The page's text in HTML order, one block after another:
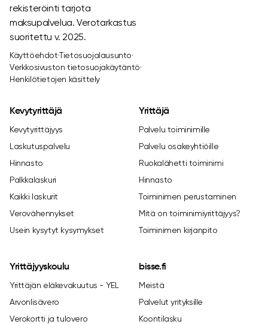
rekisteröinti tarjota
maksupalvelua. Verotarkastus
suoritettu v. 2025.
Käyttöehdot·Tietosuojalausunto·
Verkkosivuston tietosuojakäytäntö·
Henkilötietojen käsittely
Kevytyrittäjä
Kevytyrittäjyys
Laskutuspalvelu
Hinnasto
Palkkalaskuri
Kaikki laskurit
Verovähennykset
Usein kysytyt kysymykset
Yrittäjä
Palvelu toiminimille
Palvelu osakeyhtiöille
Ruokalähetti toiminimi
Hinnasto
Toiminimen perustaminen
Mitä on toiminimiyrittäjyys?
Toiminimen kirjanpito
Yrittäjyyskoulu
Yrittäjän eläkevakuutus - YEL
Arvonlisävero
Verokortti ja tulovero
bisse.fi
Meistä
Palvelut yrityksille
Koontilasku